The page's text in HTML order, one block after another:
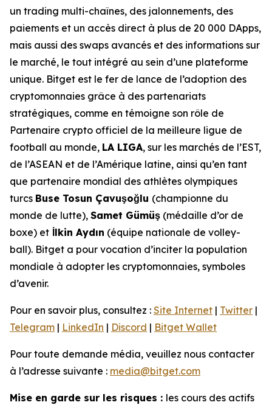
un trading multi-chaînes, des jalonnements, des
paiements et un accès direct à plus de 20 000 DApps,
mais aussi des swaps avancés et des informations sur
le marché, le tout intégré au sein d’une plateforme
unique. Bitget est le fer de lance de l’adoption des
cryptomonnaies grâce à des partenariats
stratégiques, comme en témoigne son rôle de
Partenaire crypto officiel de la meilleure ligue de
football au monde, LA LIGA, sur les marchés de l’EST,
de l’ASEAN et de l’Amérique latine, ainsi qu’en tant
que partenaire mondial des athlètes olympiques
turcs Buse Tosun Çavuşoğlu (championne du
monde de lutte), Samet Gümüş (médaille d’or de
boxe) et İlkin Aydın (équipe nationale de volley-
ball). Bitget a pour vocation d’inciter la population
mondiale à adopter les cryptomonnaies, symboles
d’avenir.
Pour en savoir plus, consultez : Site Internet | Twitter |
Telegram | LinkedIn | Discord | Bitget Wallet
Pour toute demande média, veuillez nous contacter
à l’adresse suivante : media@bitget.com
Mise en garde sur les risques : les cours des actifs